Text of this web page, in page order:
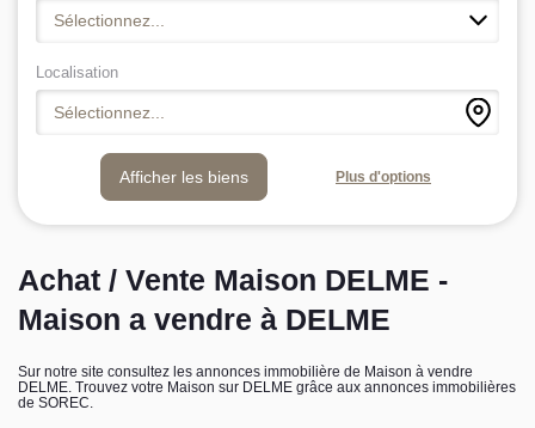
Estimer
Neuf
Gestion
Syndic
L’équipe sorec
Recrutement
Sélectionnez...
Localisation
Sélectionnez...
Plus d'options
Achat / Vente Maison DELME -
Maison a vendre à DELME
Sur notre site consultez les annonces immobilière de Maison à vendre
DELME. Trouvez votre Maison sur DELME grâce aux annonces immobilières
de SOREC.